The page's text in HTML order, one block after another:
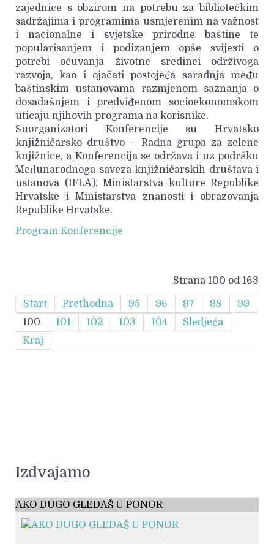
zajednice s obzirom na potrebu za bibliotečkim
sadržajima i programima usmjerenim na važnost
i nacionalne i svjetske prirodne baštine te
popularisanjem i podizanjem opše svijesti o
potrebi očuvanja životne sredinei održivoga
razvoja, kao i ojačati postojeća saradnja među
baštinskim ustanovama razmjenom saznanja o
dosadašnjem i predviđenom socioekonomskom
uticaju njihovih programa na korisnike.
Suorganizatori Konferencije su Hrvatsko
knjižničarsko društvo – Radna grupa za zelene
knjižnice, a Konferencija se održava i uz podršku
Međunarodnoga saveza knjižničarskih društava i
ustanova (IFLA), Ministarstva kulture Republike
Hrvatske i Ministarstva znanosti i obrazovanja
Republike Hrvatske.
Program Konferencije
Strana 100 od 163
Start Prethodna 95 96 97 98
99
100
101 102 103 104
Sledjeća
Kraj
Izdvajamo
AKO DUGO GLEDAŠ U PONOR